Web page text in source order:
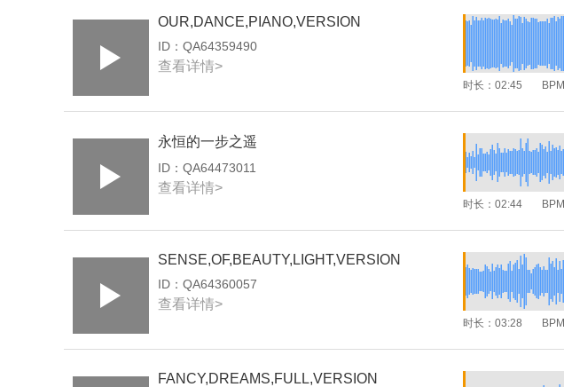
OUR,DANCE,PIANO,VERSION
ID： QA64359490
查看详情>
时长： 02:45
永恒的一步之遥
ID： QA64473011
查看详情>
时长： 02:44
SENSE,OF,BEAUTY,LIGHT,VERSION
ID： QA64360057
查看详情>
时长： 03:28
FANCY,DREAMS,FULL,VERSION